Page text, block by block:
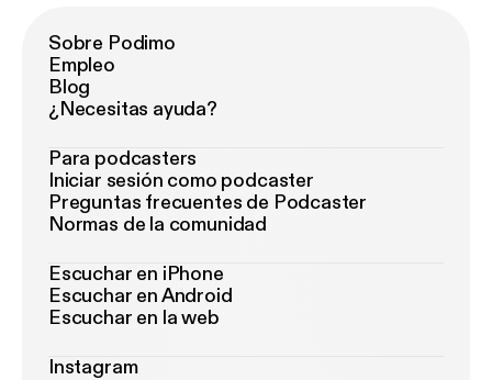
Sobre Podimo
Empleo
Blog
¿Necesitas ayuda?
Para podcasters
Iniciar sesión como podcaster
Preguntas frecuentes de Podcaster
Normas de la comunidad
Escuchar en iPhone
Escuchar en Android
Escuchar en la web
Instagram